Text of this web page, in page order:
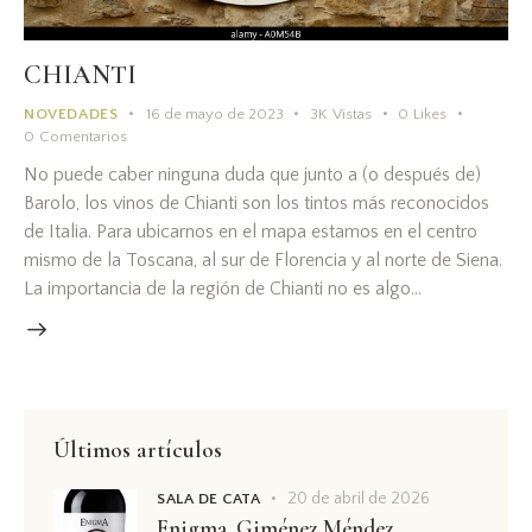
CHIANTI
NOVEDADES 16 de mayo de 2023 3K Vistas 0 Likes
0 Comentarios
No puede caber ninguna duda que junto a (o después de)
Barolo, los vinos de Chianti son los tintos más reconocidos
de Italia. Para ubicarnos en el mapa estamos en el centro
mismo de la Toscana, al sur de Florencia y al norte de Siena.
La importancia de la región de Chianti no es algo…
Últimos artículos
SALA DE CATA 20 de abril de 2026